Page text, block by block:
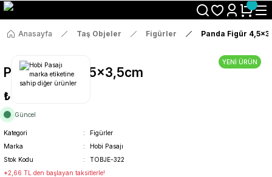
Size Özel "HG10" Koduyla Sepette Hemen %10 İndirimi Kaçırma
Anasayfa Taş Objeler Figürler Panda Figür
YENİ ÜRÜN
Panda Figür 4,5x3,5cm
₺14
Güncel
Kategori
Figürler
Marka
Hobi Pasajı
Stok Kodu
TOBJE-322
*2,66 TL den başlayan taksitlerle!